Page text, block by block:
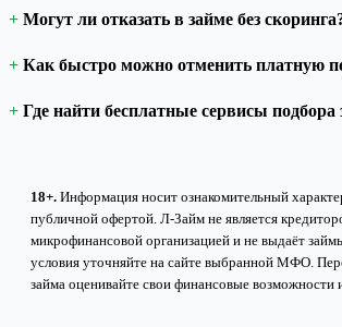
Могут ли отказать в займе без
Как быстро можно отменить платную
Где найти бесплатные сервисы подбора
18+. Информация носит ознакомительный
публичной офертой. Л-Займ не является
микрофинансовой организацией и не выдаёт
условия уточняйте на сайте выбранной МФО.
займа оценивайте свои финансовые возможности